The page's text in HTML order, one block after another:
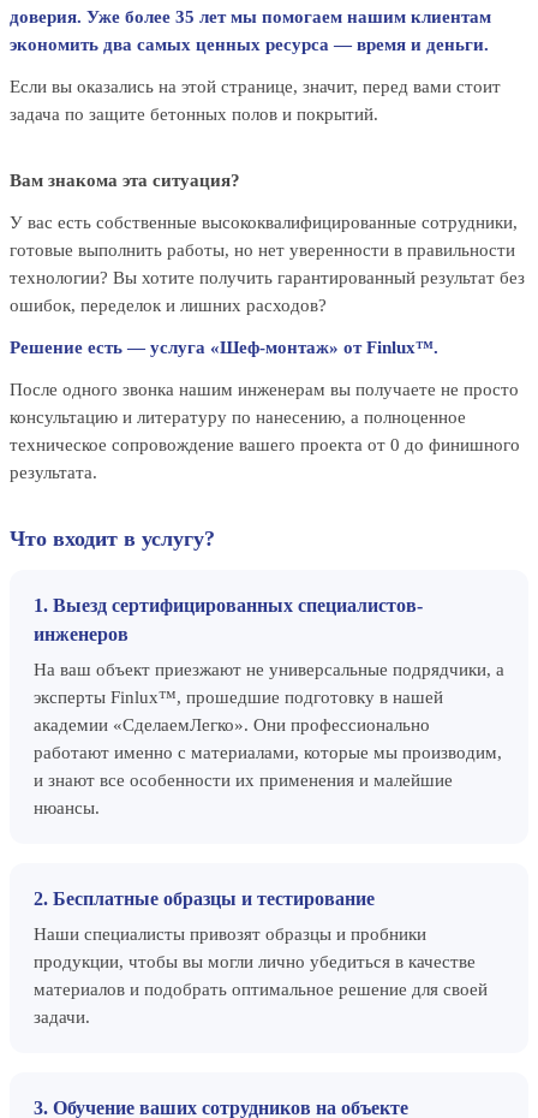
доверия. Уже более 35 лет мы помогаем нашим клиентам
экономить два самых ценных ресурса — время и деньги.
Если вы оказались на этой странице, значит, перед вами стоит
задача по защите бетонных полов и покрытий.
Вам знакома эта ситуация?
У вас есть собственные высококвалифицированные сотрудники,
готовые выполнить работы, но нет уверенности в правильности
технологии? Вы хотите получить гарантированный результат без
ошибок, переделок и лишних расходов?
Решение есть — услуга «Шеф-монтаж» от Finlux™.
После одного звонка нашим инженерам вы получаете не просто
консультацию и литературу по нанесению, а полноценное
техническое сопровождение вашего проекта от 0 до финишного
результата.
Что входит в услугу?
1. Выезд сертифицированных специалистов-
инженеров
На ваш объект приезжают не универсальные подрядчики, а
эксперты Finlux™, прошедшие подготовку в нашей
академии «СделаемЛегко». Они профессионально
работают именно с материалами, которые мы производим,
и знают все особенности их применения и малейшие
нюансы.
2. Бесплатные образцы и тестирование
Наши специалисты привозят образцы и пробники
продукции, чтобы вы могли лично убедиться в качестве
материалов и подобрать оптимальное решение для своей
задачи.
3. Обучение ваших сотрудников на объекте